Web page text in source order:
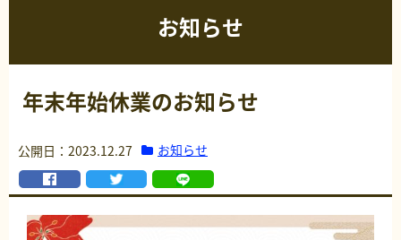
お知らせ
年末年始休業のお知らせ
公開日：2023.12.27 お知らせ